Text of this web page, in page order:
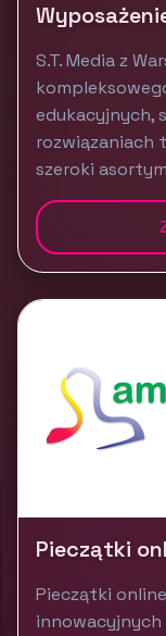
S.T. Media z
edukacyjnych,
rozwiązaniach
szeroki
Pieczątki
Pieczątki
innowacyjnych